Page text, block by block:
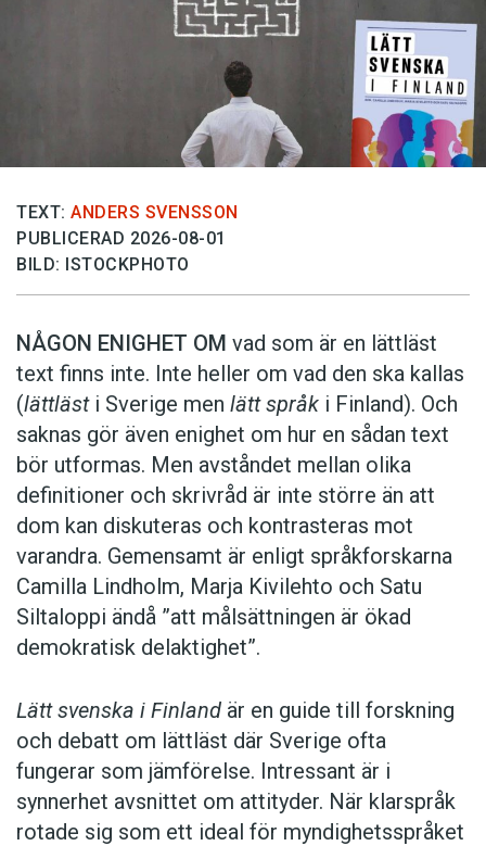
TEXT: ANDERS SVENSSON
PUBLICERAD 2026-08-01
BILD: ISTOCKPHOTO
NÅGON ENIGHET OM vad som är en lättläst
text finns inte. Inte heller om vad den ska kallas
(lättlästi Sverige men lätt språk i Finland). Och
saknas gör även enighet om hur en sådan text
bör utformas. Men avståndet mellan olika
definitioner och skrivråd är inte större än att
dom kan diskuteras och kontrasteras mot
varandra. Gemensamt är enligt språkforskarna
Camilla Lindholm, Marja Kivilehto och Satu
Siltaloppi ändå ”att målsättningen är ökad
demokratisk delaktighet”.
Lätt svenska i Finland är en guide till forskning
och debatt om lättläst där ­Sverige ofta
fungerar som jämförelse. ­Intressant är i
synnerhet ­avsnittet om attityder. När klar­språk
rotade sig som ett ideal för myndighetsspråket